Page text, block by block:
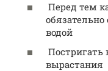
Перед тем
водой
Постригать
вырастания